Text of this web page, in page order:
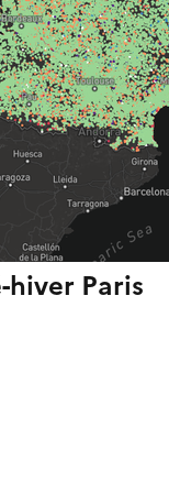
Paris